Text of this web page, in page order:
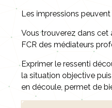
Les impressions
Vous trouverez dans cet
FCR des médiateurs
Exprimer le ressenti
la situation objective
en découle, permet de